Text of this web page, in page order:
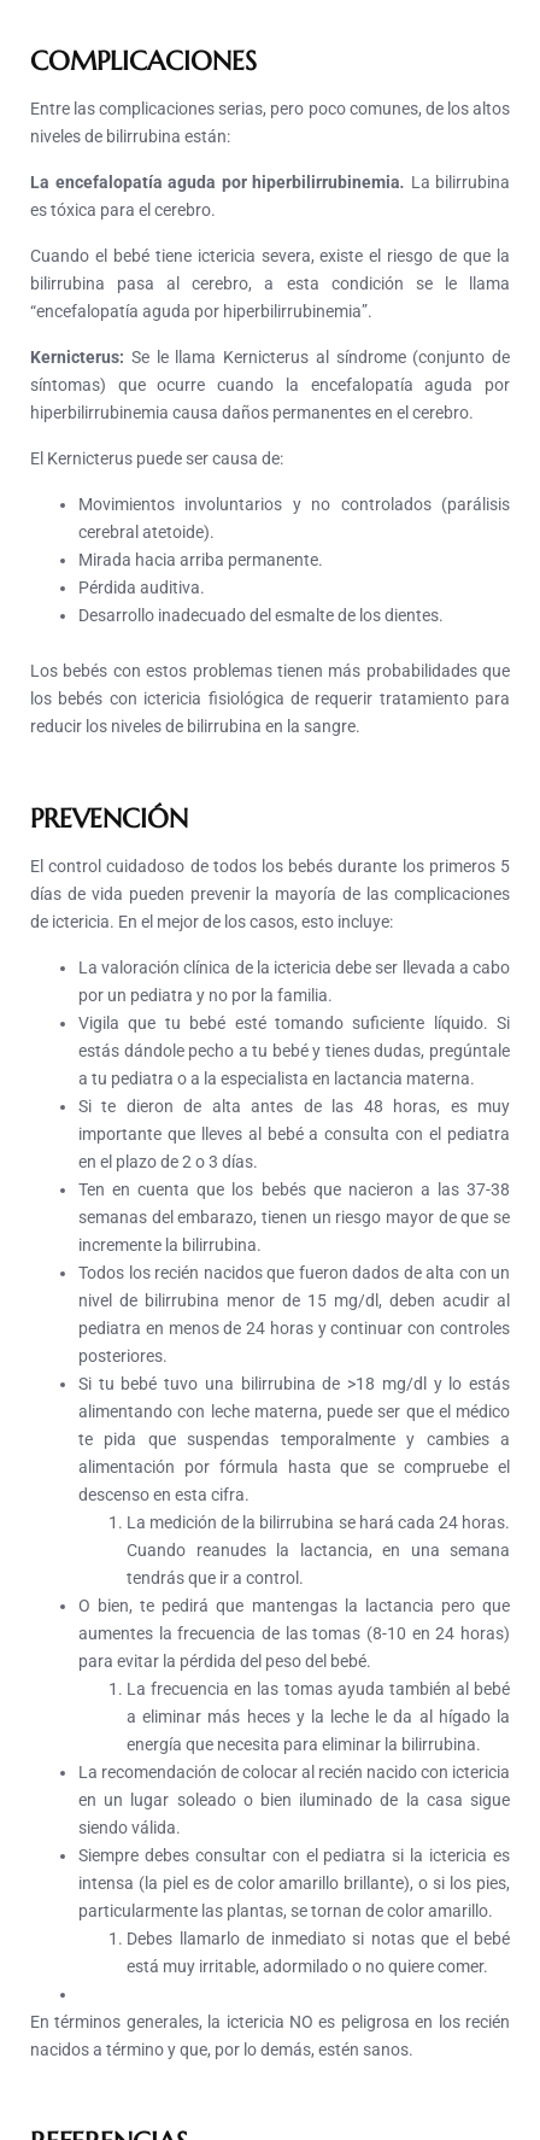
COMPLICACIONES
Entre las complicaciones serias, pero poco comunes, de los altos
niveles de bilirrubina están:
La encefalopatía aguda por hiperbilirrubinemia. La bilirrubina
es tóxica para el cerebro.
Cuando el bebé tiene ictericia severa, existe el riesgo de que la
bilirrubina pasa al cerebro, a esta condición se le llama
“encefalopatía aguda por hiperbilirrubinemia”.
Kernicterus: Se le llama Kernicterus al síndrome (conjunto de
síntomas) que ocurre cuando la encefalopatía aguda por
hiperbilirrubinemia causa daños permanentes en el cerebro.
El Kernicterus puede ser causa de:
Movimientos involuntarios y no controlados (parálisis
cerebral atetoide).
Mirada hacia arriba permanente.
Pérdida auditiva.
Desarrollo inadecuado del esmalte de los dientes.
Los bebés con estos problemas tienen más probabilidades que
los bebés con ictericia fisiológica de requerir tratamiento para
reducir los niveles de bilirrubina en la sangre.
PREVENCIÓN
El control cuidadoso de todos los bebés durante los primeros 5
días de vida pueden prevenir la mayoría de las complicaciones
de ictericia. En el mejor de los casos, esto incluye:
La valoración clínica de la ictericia debe ser llevada a cabo
por un pediatra y no por la familia.
Vigila que tu bebé esté tomando suficiente líquido. Si
estás dándole pecho a tu bebé y tienes dudas, pregúntale
a tu pediatra o a la especialista en lactancia materna.
Si te dieron de alta antes de las 48 horas, es muy
importante que lleves al bebé a consulta con el pediatra
en el plazo de 2 o 3 días.
Ten en cuenta que los bebés que nacieron a las 37-38
semanas del embarazo, tienen un riesgo mayor de que se
incremente la bilirrubina.
Todos los recién nacidos que fueron dados de alta con un
nivel de bilirrubina menor de 15 mg/dl, deben acudir al
pediatra en menos de 24 horas y continuar con controles
posteriores.
Si tu bebé tuvo una bilirrubina de >18 mg/dl y lo estás
alimentando con leche materna, puede ser que el médico
te pida que suspendas temporalmente y cambies a
alimentación por fórmula hasta que se compruebe el
descenso en esta cifra.
La medición de la bilirrubina se hará cada 24 horas.
Cuando reanudes la lactancia, en una semana
tendrás que ir a control.
O bien, te pedirá que mantengas la lactancia pero que
aumentes la frecuencia de las tomas (8-10 en 24 horas)
para evitar la pérdida del peso del bebé.
La frecuencia en las tomas ayuda también al bebé
a eliminar más heces y la leche le da al hígado la
energía que necesita para eliminar la bilirrubina.
La recomendación de colocar al recién nacido con ictericia
en un lugar soleado o bien iluminado de la casa sigue
siendo válida.
Siempre debes consultar con el pediatra si la ictericia es
intensa (la piel es de color amarillo brillante), o si los pies,
particularmente las plantas, se tornan de color amarillo.
Debes llamarlo de inmediato si notas que el bebé
está muy irritable, adormilado o no quiere comer.
En términos generales, la ictericia NO es peligrosa en los recién
nacidos a término y que, por lo demás, estén sanos.